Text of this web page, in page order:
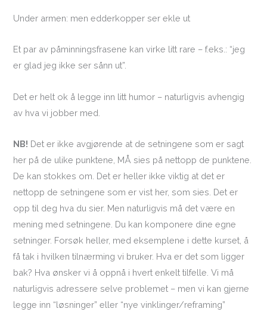
Under armen: men edderkopper ser ekle ut
Et par av påminningsfrasene kan virke litt rare – f.eks.: “jeg
er glad jeg ikke ser sånn ut”.
Det er helt ok å legge inn litt humor – naturligvis avhengig
av hva vi jobber med.
NB! Det er ikke avgjørende at de setningene som er sagt
her på de ulike punktene, MÅ sies på nettopp de punktene.
De kan stokkes om. Det er heller ikke viktig at det er
nettopp de setningene som er vist her, som sies. Det er
opp til deg hva du sier. Men naturligvis må det være en
mening med setningene. Du kan komponere dine egne
setninger. Forsøk heller, med eksemplene i dette kurset, å
få tak i hvilken tilnærming vi bruker. Hva er det som ligger
bak? Hva ønsker vi å oppnå i hvert enkelt tilfelle. Vi må
naturligvis adressere selve problemet – men vi kan gjerne
legge inn “løsninger” eller “nye vinklinger/reframing”